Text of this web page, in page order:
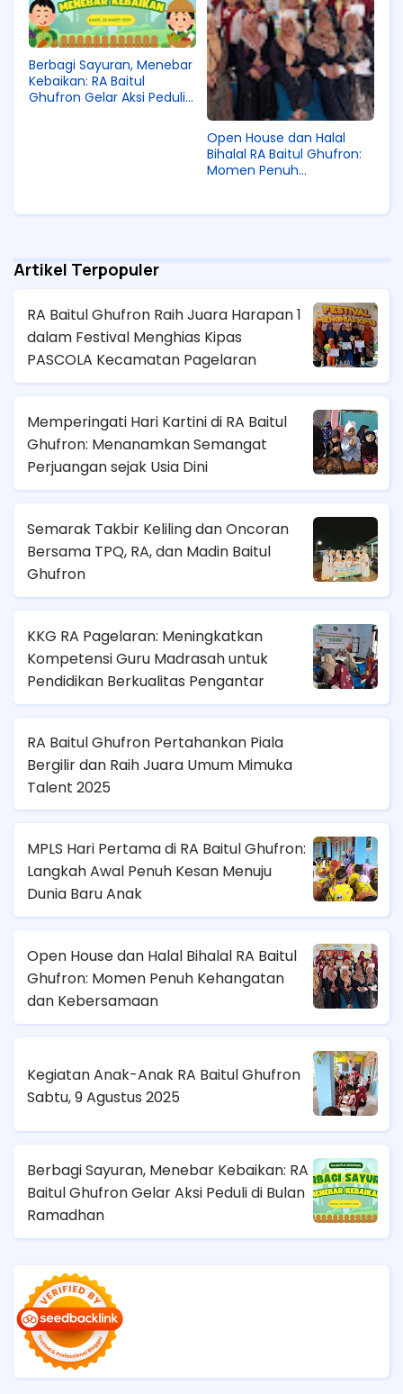
Berbagi Sayuran, Menebar
Kebaikan: RA Baitul
Ghufron Gelar Aksi Peduli
Open House dan Halal
Bihalal RA Baitul Ghufron:
Momen Penuh
Artikel Terpopuler
RA Baitul Ghufron Raih Juara Harapan 1
dalam Festival Menghias Kipas
PASCOLA Kecamatan Pagelaran
Memperingati Hari Kartini di RA Baitul
Ghufron: Menanamkan Semangat
Perjuangan sejak Usia Dini
Semarak Takbir Keliling dan Oncoran
Bersama TPQ, RA, dan Madin Baitul
Ghufron
KKG RA Pagelaran: Meningkatkan
Kompetensi Guru Madrasah untuk
Pendidikan Berkualitas Pengantar
RA Baitul Ghufron Pertahankan Piala
Bergilir dan Raih Juara Umum Mimuka
Talent 2025
MPLS Hari Pertama di RA Baitul Ghufron:
Langkah Awal Penuh Kesan Menuju
Dunia Baru Anak
Open House dan Halal Bihalal RA Baitul
Ghufron: Momen Penuh Kehangatan
dan Kebersamaan
Kegiatan Anak-Anak RA Baitul Ghufron
Sabtu, 9 Agustus 2025
Berbagi Sayuran, Menebar Kebaikan: RA
Baitul Ghufron Gelar Aksi Peduli di Bulan
Ramadhan